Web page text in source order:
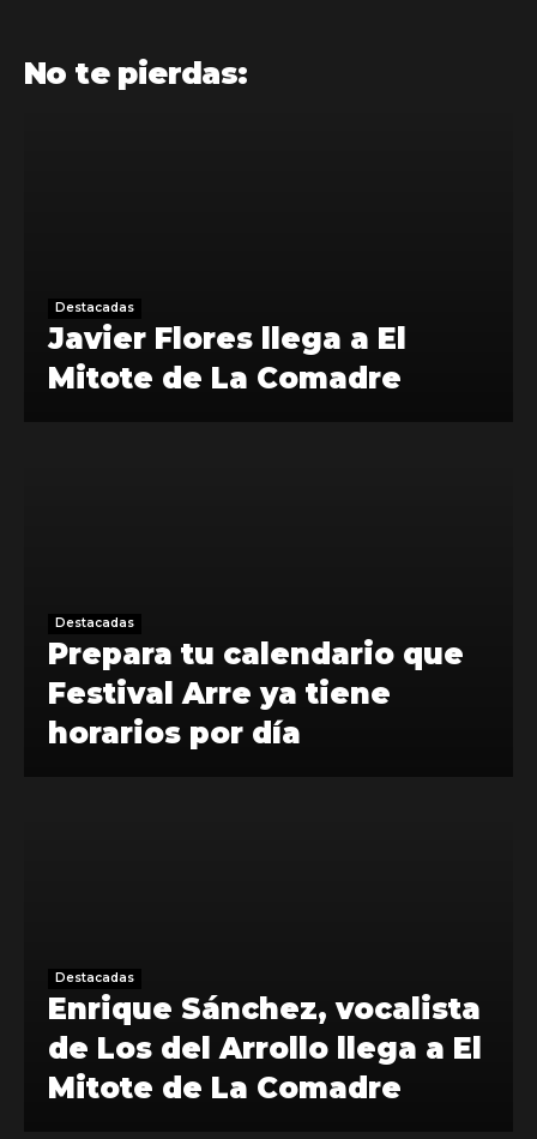
No te pierdas:
Destacadas
Javier Flores llega a El
Mitote de La Comadre
Destacadas
Prepara tu calendario que
Festival Arre ya tiene
horarios por día
Destacadas
Enrique Sánchez, vocalista
de Los del Arrollo llega a El
Mitote de La Comadre